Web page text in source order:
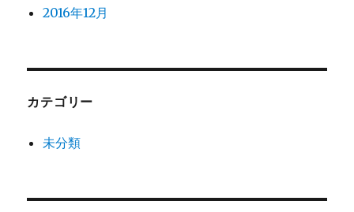
2016年12月
カテゴリー
未分類